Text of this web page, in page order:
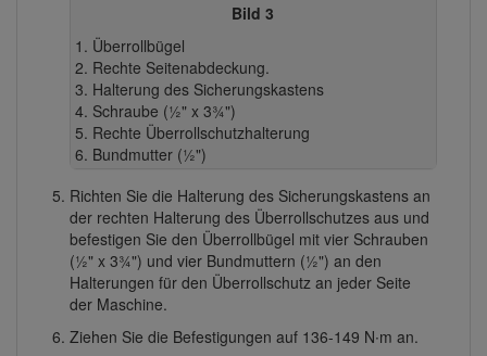
Bild 3
Überrollbügel
Rechte Seitenabdeckung.
Halterung des Sicherungskastens
Schraube (½" x 3¾")
Rechte Überrollschutzhalterung
Bundmutter (½")
Richten Sie die Halterung des Sicherungskastens an
der rechten Halterung des Überrollschutzes aus und
befestigen Sie den Überrollbügel mit vier Schrauben
(½" x 3¾") und vier Bundmuttern (½") an den
Halterungen für den Überrollschutz an jeder Seite
der Maschine.
Ziehen Sie die Befestigungen auf 136-149 N∙m an.